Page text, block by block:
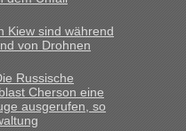
Kiew sind während
von Drohnen
Russische
Cherson eine
ausgerufen, so